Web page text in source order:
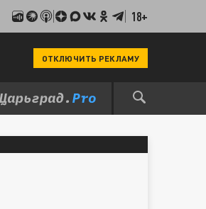
18+
ОТКЛЮЧИТЬ РЕКЛАМУ